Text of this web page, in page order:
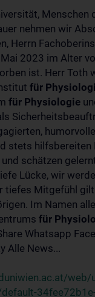
Menschen
nehmen wir
Herrn
2023 im Alter
ist. Herr Toth
für
für Physiologie
stets hilfsbereiten
schätzen
Lücke, wir
tiefes Mitgefühl
Im Namen
für
Whatsapp
Alle News...
web/